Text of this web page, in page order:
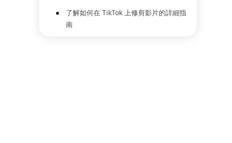
了解如何在 TikTok 上修剪影片的詳細指
南